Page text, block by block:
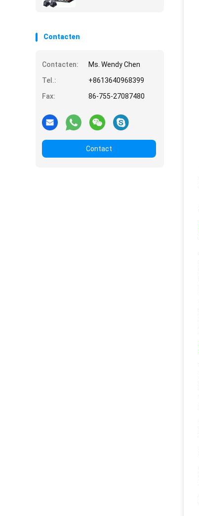
Contacten
Contacten:
Ms. Wendy Chen
Tel.:
+8613640968399
Fax:
86-755-27087480
Contact